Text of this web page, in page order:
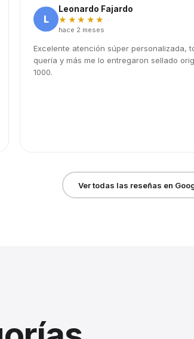
L
Leonardo Fajardo
★★★★★
hace 2 meses
Excelente atención súper personalizada,
quería y más me lo entregaron sellado
1000.
Ver todas las reseñas en